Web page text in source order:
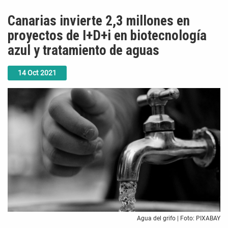
14Oct2021
Canarias invierte 2,3 millones en
proyectos de I+D+i en biotecnología
azul y tratamiento de aguas
Agua del grifo | Foto: PIXABAY